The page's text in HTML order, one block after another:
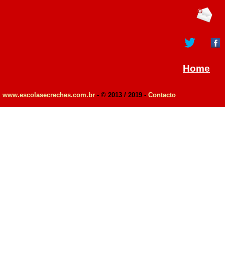
Home
www.escolasecreches.com.br - © 2013 / 2019 - Contacto